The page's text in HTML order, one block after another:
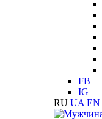
FB
IG
RU UA EN